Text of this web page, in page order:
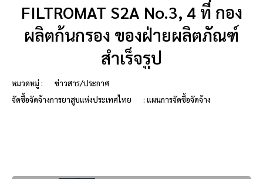
FILTROMAT S2A No.3, 4 ที่ กอง
ผลิตก้นกรอง ของฝ่ายผลิตภัณฑ์
สำเร็จรูป
หมวดหมู่ :
ข่าวสาร/ประกาศ
จัดซื้อจัดจ้างการยาสูบแห่งประเทศไทย
: แผนการจัดซื้อจัดจ้าง